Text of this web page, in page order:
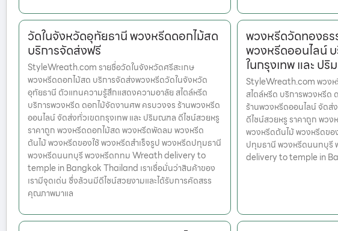
วัดในจังหวัดอุทัยธานี พวงหรีดดอกไม้สด
บริการจัดส่งฟรี
StyleWreath.com รายชื่อวัดในจังหวัดศรีสะเกษ
พวงหรีดดอกไม้สด บริการจัดส่งพวงหรีดวัดในจังหวัด
อุทัยธานี ตัวแทนความรู้สึกแสดงความอาลัย สไตล์หรีด
บริการพวงหรีด ดอกไม้จัดงานศพ ครบวงจร ร้านพวงหรีด
ออนไลน์ จัดส่งทั่วเขตกรุงเทพ และ ปริมณฑล ดีไซน์สวยหรู
ราคาถูก พวงหรีดดอกไม้สด พวงหรีดพัดลม พวงหรีด
ต้นไม้ พวงหรีดของใช้ พวงหรีดสำเร็จรูป พวงหรีดปทุมธานี
พวงหรีดนนทบุรี พวงหรีดกทม Wreath delivery to
temple in Bangkok Thailand เราเชื่อมั่นว่าสินค้าของ
เรามีจุดเด่น ซึ่งล้วนมีดีไซน์สวยงามและได้รับการคัดสรร
คุณภาพมาแล
พวงหรีดวัดทองธร
พวงหรีดออนไลน์
ในกรุงเทพ และ ป
StyleWreath.com พวงห
สไตล์หรีด บริการพวงหรีด
ร้านพวงหรีดออนไลน์ จัดส่
ดีไซน์สวยหรู ราคาถูก พว
พวงหรีดต้นไม้ พวงหรีดขอ
ปทุมธานี พวงหรีดนนทบุรี
delivery to temple in